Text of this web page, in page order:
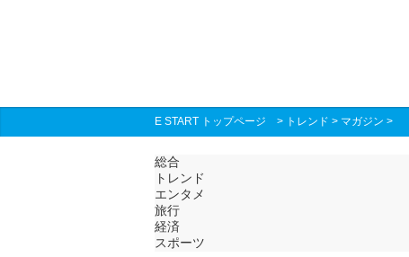
E START トップページ > トレンド > マガジン >
総合
トレンド
エンタメ
旅行
経済
スポーツ